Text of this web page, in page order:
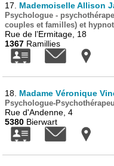
17. Mademoiselle Allison
Psychologue -
couples et familles) et
Rue de l’Ermitage, 18
1367 Ramillies
18. Madame Véronique
Psychologue-
Rue d'Andenne, 4
5380 Bierwart